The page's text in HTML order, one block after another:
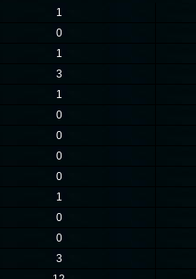
1
0
1
3
1
0
0
0
0
1
0
0
3